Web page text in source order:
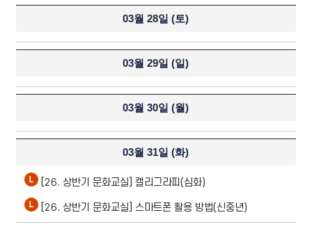
03월 28일 (토)
03월 29일 (일)
03월 30일 (월)
03월 31일 (화)
[26. 상반기 문화교실] 캘리그라피(심화)
[26. 상반기 문화교실] 스마트폰 활용 방법(신중년)